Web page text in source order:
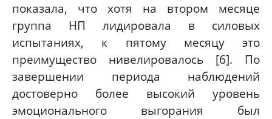
показала, что хотя на втором месяце
группа НП лидировала в силовых
испытаниях, к пятому месяцу это
преимущество нивелировалось [6]. По
завершении периода наблюдений
достоверно более высокий уровень
эмоционального выгорания был